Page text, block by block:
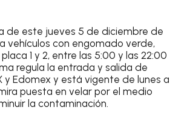
de este jueves 5 de diciembre de
vehículoscon engomado verde,
1 y 2, entre las 5:00 y las 22:00
regula la entrada y salida de
y Edomex y está vigente de lunes a
puesta en velar por el medio
la contaminación.